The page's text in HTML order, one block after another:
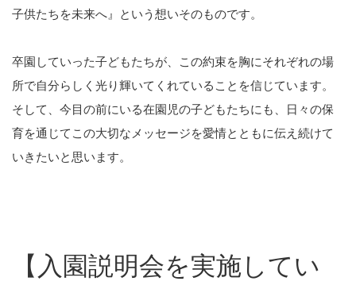
子供たちを未来へ』という想いそのものです。
卒園していった子どもたちが、この約束を胸にそれぞれの場
所で自分らしく光り輝いてくれていることを信じています。
そして、今目の前にいる在園児の子どもたちにも、日々の保
育を通じてこの大切なメッセージを愛情とともに伝え続けて
いきたいと思います。
【入園説明会を実施してい